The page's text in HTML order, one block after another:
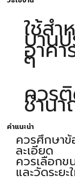
ใช้ส
บาน
อาค
ๆ
ควร
ชำน
คำแนะนำ
ควรศึกษา
ละเอียด
ควรเลือกข
และวัดระย